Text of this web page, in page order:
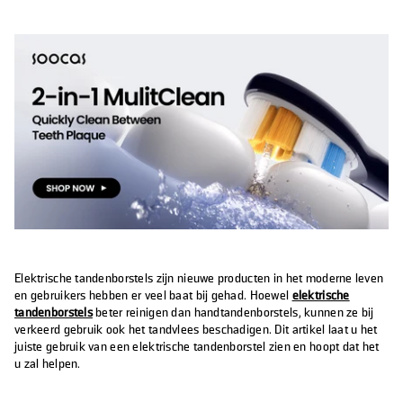
Waarom Soocas
Ondersteuning
Elektrische tandenborstels zijn nieuwe producten in het moderne leven
en gebruikers hebben er veel baat bij gehad. Hoewel elektrische
tandenborstelsbeter reinigen dan handtandenborstels, kunnen ze bij
verkeerd gebruik ook het tandvlees beschadigen. Dit artikel laat u het
juiste gebruik van een elektrische tandenborstel zien en hoopt dat het
u zal helpen.